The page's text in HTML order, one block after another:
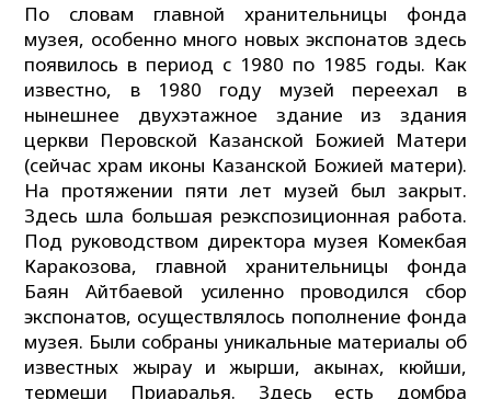
По словам главной хранительницы фонда
музея, особенно много новых экспонатов здесь
появилось в период с 1980 по 1985 годы. Как
известно, в 1980 году музей переехал в
нынешнее двухэтажное здание из здания
церкви Перовской Казанской Божией Матери
(сейчас храм иконы Казанской Божией матери).
На протяжении пяти лет музей был закрыт.
Здесь шла большая реэкспозиционная работа.
Под руководством директора музея Комекбая
Каракозова, главной хранительницы фонда
Баян Айтбаевой усиленно проводился сбор
экспонатов, осуществлялось пополнение фонда
музея. Были собраны уникальные материалы об
известных жырау и жырши, акынах, кюйши,
термеши Приаралья. Здесь есть домбра